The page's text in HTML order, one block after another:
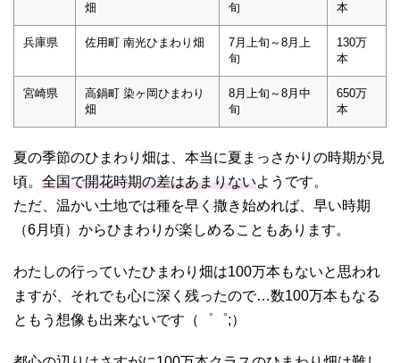
畑
旬
本
兵庫県 佐用町 南光ひまわり畑
7月上旬～8月上
旬
130万
本
宮崎県
高鍋町 染ヶ岡ひまわり
畑
8月上旬～8月中
旬
650万
本
夏の季節のひまわり畑は、本当に夏まっさかりの時期が見
頃。 全国で開花時期の差はあまりないようです。
ただ、温かい土地では種を早く撒き始めれば、早い時期
（6月頃）からひまわりが楽しめることもあります。
わたしの行っていたひまわり畑は100万本もないと思われ
ますが、それでも心に深く残ったので…数100万本もなる
ともう想像も出来ないです（゜゜;）